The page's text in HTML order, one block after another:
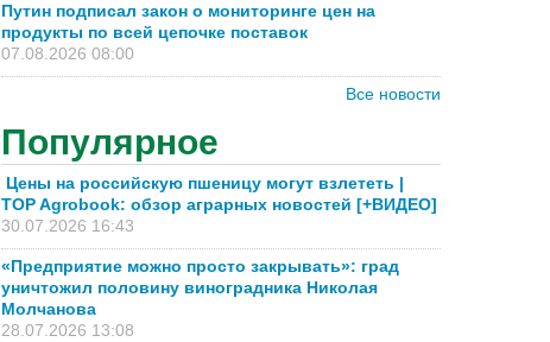
Путин подписал закон о мониторинге цен на
продукты по всей цепочке поставок
07.08.2026 08:00
Все новости
Популярное
Цены на российскую пшеницу могут взлететь |
TOP Agrobook: обзор аграрных новостей [+ВИДЕО]
30.07.2026 16:43
«Предприятие можно просто закрывать»: град
уничтожил половину виноградника Николая
Молчанова
28.07.2026 13:08